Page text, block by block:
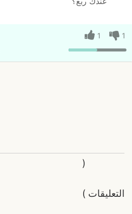
1
1
التعليقات
(
)